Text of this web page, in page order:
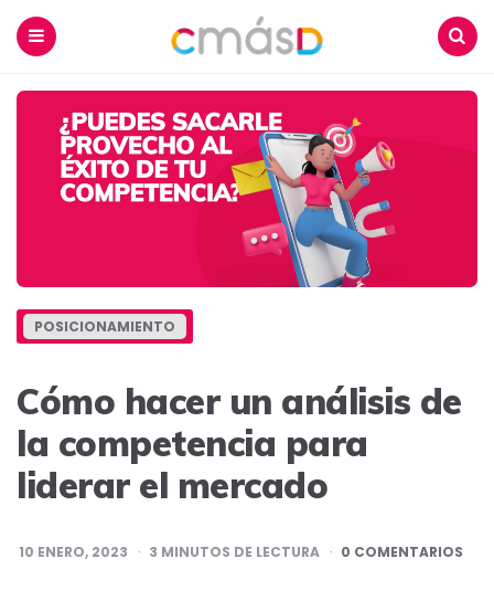
POSICIONAMIENTO
Cómo hacer un análisis de
la competencia para
liderar el mercado
10 ENERO, 2023 3 MINUTOS DE LECTURA 0 COMENTARIOS